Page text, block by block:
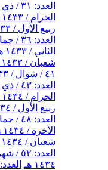
العدد: ٣١ / ذي الحجة / ١٤٣٢ هـ
الحرام / ١٤٣٣ هـ
ربيع الأول / ١٤٣٣ هـ
العدد: ٣٦ / جمادي الأول / ١٤٣٣ هـ
الثاني / ١٤٣٣ هـ
شعبان / ١٤٣٣ هـ
٤١ / شوال / ١٤٣٣ هـ
العدد: ٤٣ / ذي الحجة / ١٤٣٣ هـ
الحرام / ١٤٣٤ هـ
ربيع الأول / ١٤٣٤ هـ
العدد: ٤٨ / جمادى الأولى / ١٤٣٤ هـ
الآخرة / ١٤٣٤ هـ
شعبان / ١٤٣٤ هـ
العدد: ٥٢ / شهر رمضان / ١٤٣٤ هـ
١٤٣٤ هـ
العدد: ٥٤ / ذو القعدة / ١٤٣٤ هـ